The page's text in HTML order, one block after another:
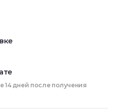
14 дней после получения